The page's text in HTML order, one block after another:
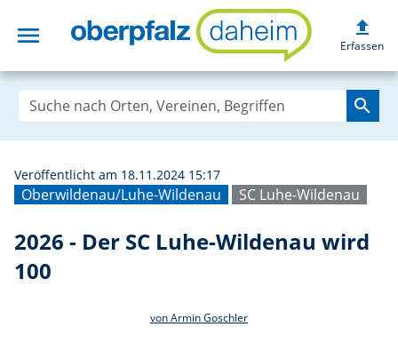
menu 2026 - Der SC
upload
Erfassen
search
Oberwildenau/Luhe-Wildenau SC Luhe-Wildenau
Veröffentlicht am 18.11.2024 15:17
2026 - Der SC Luhe-Wildenau wird
100
von Armin Goschler